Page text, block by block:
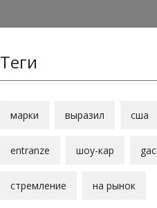
Теги
марки выразил сша
entranze шоу-кар gac
стремление на рынок